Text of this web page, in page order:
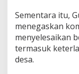
Sementara itu,
menegaskan
menyelesaikan
termasuk
desa.